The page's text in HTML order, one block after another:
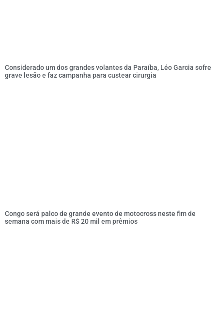
Considerado um dos grandes volantes da Paraíba, Léo Garcia sofre
grave lesão e faz campanha para custear cirurgia
Congo será palco de grande evento de motocross neste fim de
semana com mais de R$ 20 mil em prêmios